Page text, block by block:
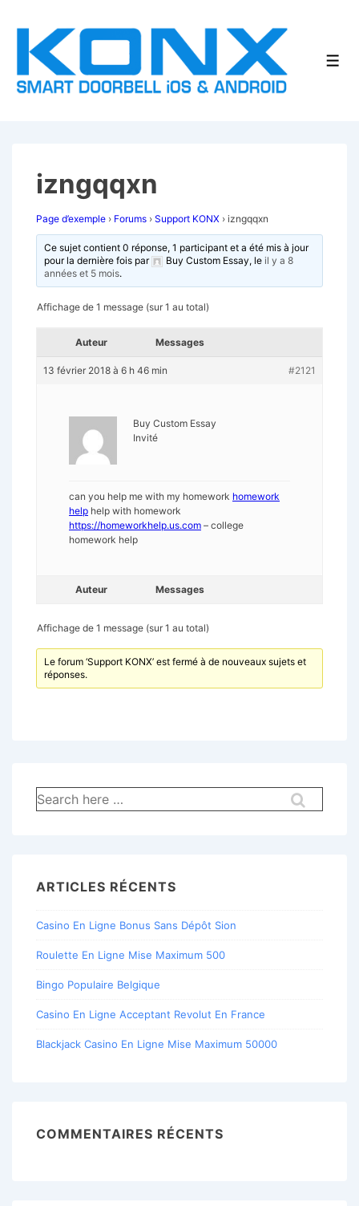
passer
contenu
izngqqxn
Page d’exemple › Forums › Support KONX › izngqqxn
Ce sujet contient 0 réponse, 1 participant et a été mis à jour
pour la dernière fois par
Buy Custom Essay, leil y a 8
années et 5 mois.
Affichage de 1 message (sur 1 au total)
Auteur Messages
13 février 2018 à 6 h 46 min #2121
Buy Custom Essay
Invité
can you help me with my homework homework
help help with homework
https://homeworkhelp.us.com – college
homework help
Auteur Messages
Affichage de 1 message (sur 1 au total)
Le forum ‘Support KONX’ est fermé à de nouveaux sujets et
réponses.
Recherche
pour:
ARTICLES RÉCENTS
Casino En Ligne Bonus Sans Dépôt Sion
Roulette En Ligne Mise Maximum 500
Bingo Populaire Belgique
Casino En Ligne Acceptant Revolut En France
Blackjack Casino En Ligne Mise Maximum 50000
COMMENTAIRES RÉCENTS